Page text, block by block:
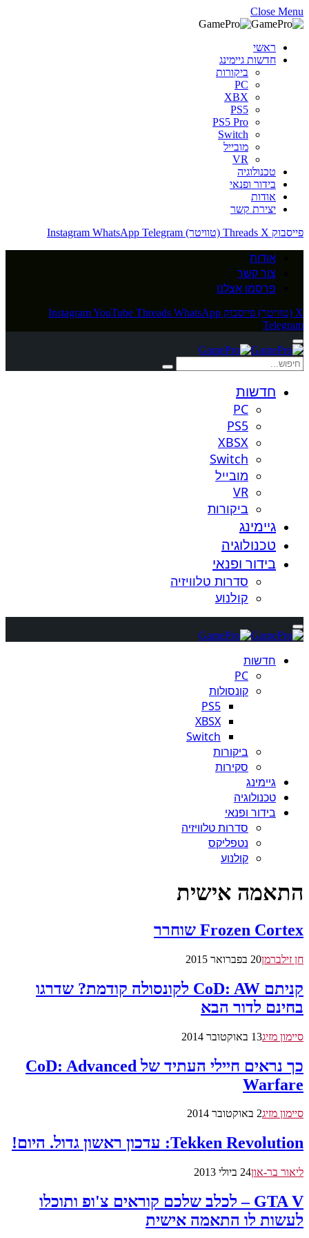
Close Menu
ראשי
חדשות גיימינג
ביקורות
PC
XBX
PS5
PS5 Pro
Switch
מובייל
VR
טכנולוגיה
בידור ופנאי
אודות
יצירת קשר
פייסבוק
Threads X (טוויטר) Instagram WhatsApp Telegram
אודות
צור קשר
פרסמו אצלנו
X (טוויטר) פייסבוק InstagramYouTube Threads WhatsApp
Telegram
חדשות
PC
PS5
XBSX
Switch
מובייל
VR
ביקורות
גיימינג
טכנולוגיה
בידור ופנאי
סדרות טלוויזיה
קולנוע
חדשות
PC
קונסולות
PS5
XBSX
Switch
ביקורות
סקירות
גיימינג
טכנולוגיה
בידור ופנאי
סדרות טלוויזיה
נטפליקס
קולנוע
התאמה אישית
Frozen Cortex שוחרר
חן זילברמן20 בפברואר 2015
קניתם CoD: AW לקונסולה קודמת? שדרגו
בחינם לדור הבא
סיימון מזיג13 באוקטובר 2014
כך נראים חיילי העתיד של CoD: Advanced
Warfare
סיימון מזיג2 באוקטובר 2014
Tekken Revolution: עדכון ראשון גדול. היום!
ליאור בר-און24 ביולי 2013
GTA V – לכלב שלכם קוראים צ'ופ ותוכלו
לעשות לו התאמה אישית